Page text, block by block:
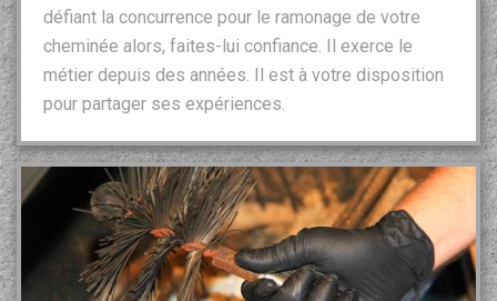
défiant la concurrence pour le ramonage de votre
cheminée alors, faites-lui confiance. Il exerce le
métier depuis des années. Il est à votre disposition
pour partager ses expériences.